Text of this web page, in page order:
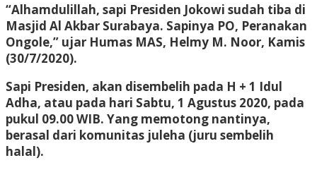
“Alhamdulillah, sapi Presiden Jokowi sudah tiba di
Masjid Al Akbar Surabaya. Sapinya PO, Peranakan
Ongole,” ujar Humas MAS, Helmy M. Noor, Kamis
(30/7/2020).
Sapi Presiden, akan disembelih pada H + 1 Idul
Adha, atau pada hari Sabtu, 1 Agustus 2020, pada
pukul 09.00 WIB. Yang memotong nantinya,
berasal dari komunitas juleha (juru sembelih
halal).